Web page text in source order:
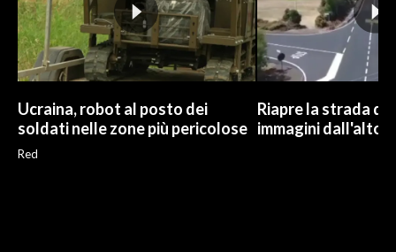
Ucraina, robot al posto dei
soldati nelle zone più pericolose
Red
Riapre la strada di
immagini dall'alto